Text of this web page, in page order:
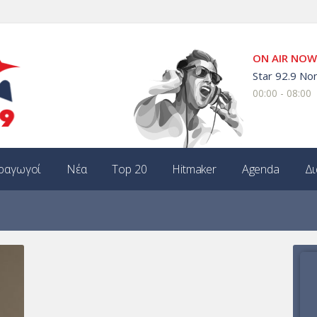
ON AIR NOW
Star 92.9
00:00 - 08:00
Νέα Top 20 Hitmaker Agenda